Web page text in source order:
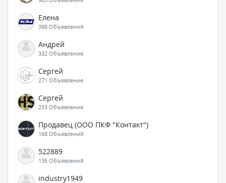
Елена
398 Объявлений
Андрей
332 Объявления
Сергей
271 Объявление
Сергей
233 Объявления
Продавец (ООО ПКФ "Контакт")
168 Объявлений
522889
136 Объявлений
industry1949